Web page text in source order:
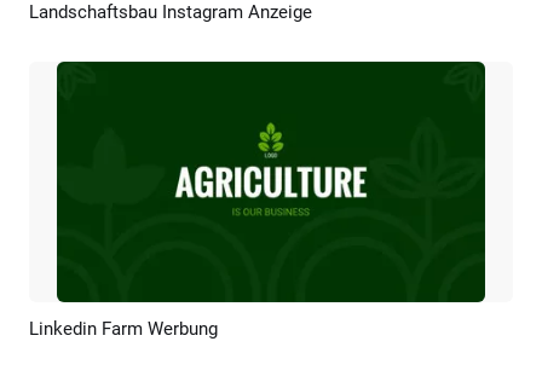
Vorschau KI Erstellen
Landschaftsbau Instagram Anzeige
Vorschau
Linkedin Farm Werbung